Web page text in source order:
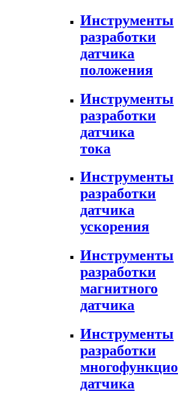
Инструменты
разработки
датчика
положения
Инструменты
разработки
датчика
тока
Инструменты
разработки
датчика
ускорения
Инструменты
разработки
магнитного
датчика
Инструменты
разработки
датчика